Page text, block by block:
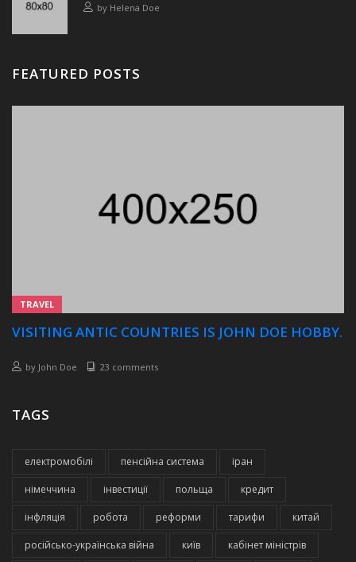
by Helena Doe
FEATURED POSTS
TRAVEL
VISITING ANTIC COUNTRIES IS JOHN DOE HOBBY.
by John Doe 23 comments
TAGS
електромобілі пенсійна система іран
німеччина інвестиції польща кредит
інфляція робота реформи тарифи китай
російсько-українська війна київ кабінет міністрів